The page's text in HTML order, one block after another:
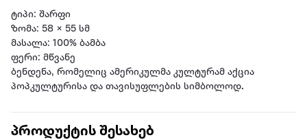
ტიპი: შარფი
ზომა: 58 × 55 სმ
მასალა: 100% ბამბა
ფერი: მწვანე
ბენდენა, რომელიც ამერიკულმა კულტურამ აქცია
პოპკულტურისა და თავისუფლების სიმბოლოდ.
პროდუქტის შესახებ